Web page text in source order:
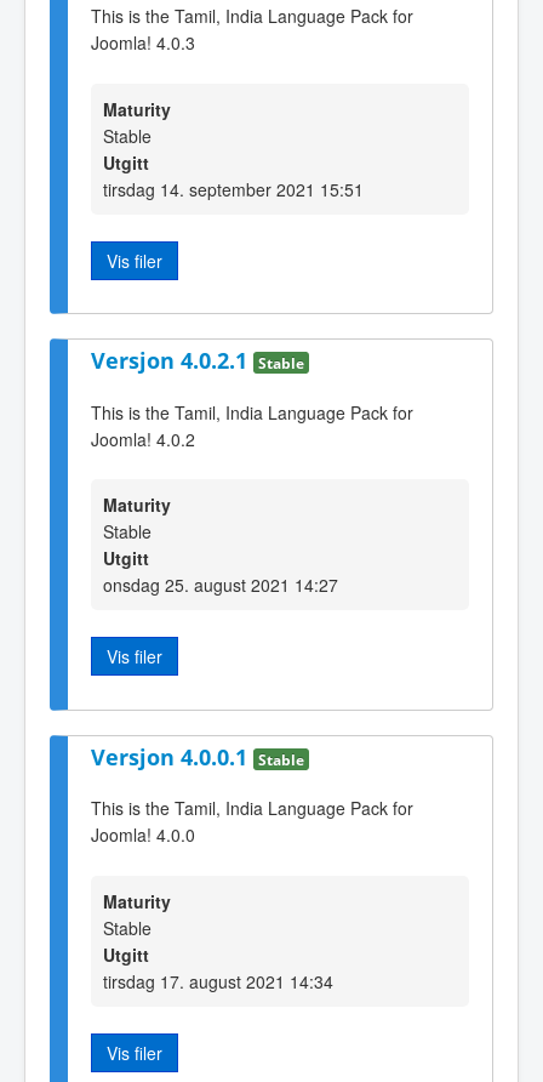
This is the Tamil, India Language Pack for
Joomla! 4.0.3
Maturity
Stable
Utgitt
tirsdag 14. september 2021 15:51
Vis filer
Versjon 4.0.2.1 Stable
This is the Tamil, India Language Pack for
Joomla! 4.0.2
Maturity
Stable
Utgitt
onsdag 25. august 2021 14:27
Vis filer
Versjon 4.0.0.1 Stable
This is the Tamil, India Language Pack for
Joomla! 4.0.0
Maturity
Stable
Utgitt
tirsdag 17. august 2021 14:34
Vis filer